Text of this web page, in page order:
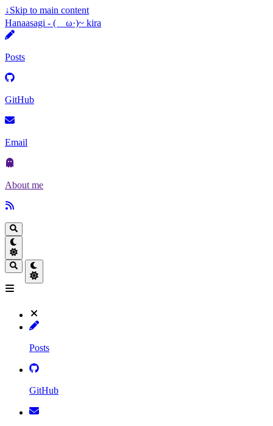
↓Skip to main content
Hanaasagi - (ゝω·)~ kira
Posts
GitHub
Email
About me
Posts
GitHub